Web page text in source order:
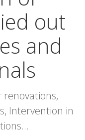
out
and
renovations,
Intervention in